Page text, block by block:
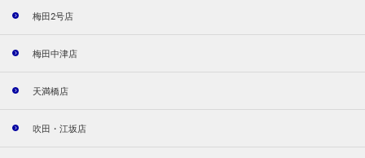
梅田2号店
梅田中津店
天満橋店
吹田・江坂店